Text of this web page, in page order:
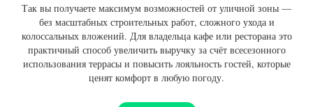
Так вы получаете максимум возможностей от уличной зоны —
без масштабных строительных работ, сложного ухода и
колоссальных вложений. Для владельца кафе или ресторана это
практичный способ увеличить выручку за счёт всесезонного
использования террасы и повысить лояльность гостей, которые
ценят комфорт в любую погоду.